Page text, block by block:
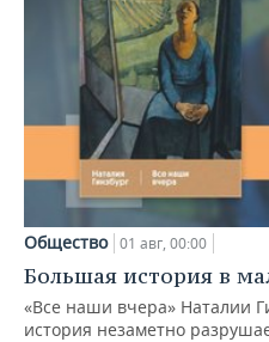
Общество 01 авг, 00:00
Большая история в
«Все наши вчера» Наталии
история незаметно